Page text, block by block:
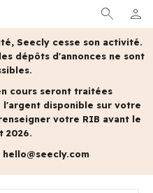
search person
MON
Seecly cesse son activité.
dépôts d'annonces ne sont
cours seront traitées
l'argent disponible sur votre
votre RIB avant le
2026.
hello@seecly.com